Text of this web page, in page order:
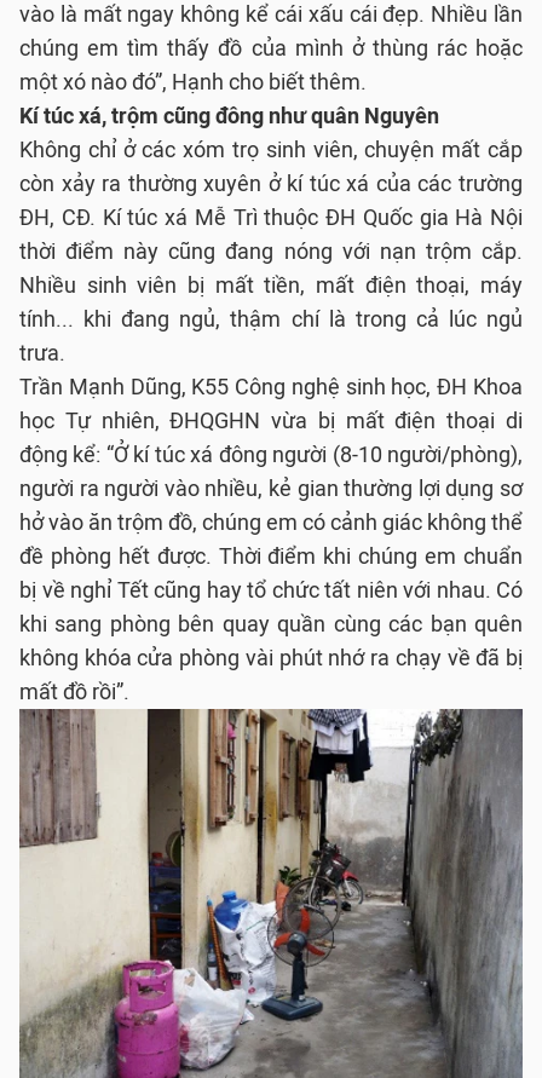
vào là mất ngay không kể cái xấu cái đẹp. Nhiều lần
chúng em tìm thấy đồ của mình ở thùng rác hoặc
một xó nào đó”, Hạnh cho biết thêm.
Kí túc xá, trộm cũng đông như quân Nguyên
Không chỉ ở các xóm trọ sinh viên, chuyện mất cắp
còn xảy ra thường xuyên ở kí túc xá của các trường
ĐH, CĐ. Kí túc xá Mễ Trì thuộc ĐH Quốc gia Hà Nội
thời điểm này cũng đang nóng với nạn trộm cắp.
Nhiều sinh viên bị mất tiền, mất điện thoại, máy
tính... khi đang ngủ, thậm chí là trong cả lúc ngủ
trưa.
Trần Mạnh Dũng, K55 Công nghệ sinh học, ĐH Khoa
học Tự nhiên, ĐHQGHN vừa bị mất điện thoại di
động kể: “Ở kí túc xá đông người (8-10 người/phòng),
người ra người vào nhiều, kẻ gian thường lợi dụng sơ
hở vào ăn trộm đồ, chúng em có cảnh giác không thể
đề phòng hết được. Thời điểm khi chúng em chuẩn
bị về nghỉ Tết cũng hay tổ chức tất niên với nhau. Có
khi sang phòng bên quay quần cùng các bạn quên
không khóa cửa phòng vài phút nhớ ra chạy về đã bị
mất đồ rồi”.